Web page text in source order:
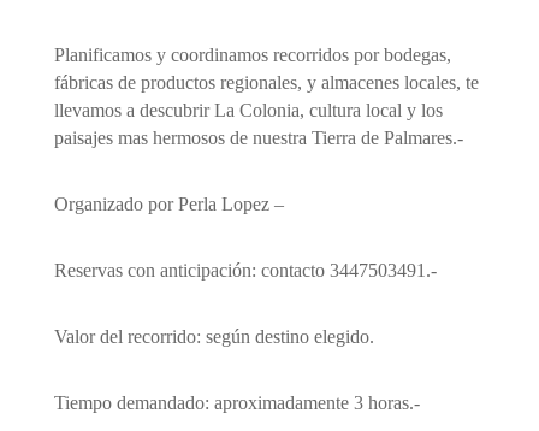
Planificamos y coordinamos recorridos por bodegas,
fábricas de productos regionales, y almacenes locales, te
llevamos a descubrir La Colonia, cultura local y los
paisajes mas hermosos de nuestra Tierra de Palmares.-
Organizado por Perla Lopez –
Reservas con anticipación: contacto 3447503491.-
Valor del recorrido: según destino elegido.
Tiempo demandado: aproximadamente 3 horas.-